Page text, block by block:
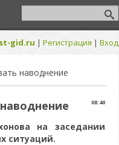
gid.ru | Регистрация | Вход
наводнение
08:40
на заседании
ситуаций.